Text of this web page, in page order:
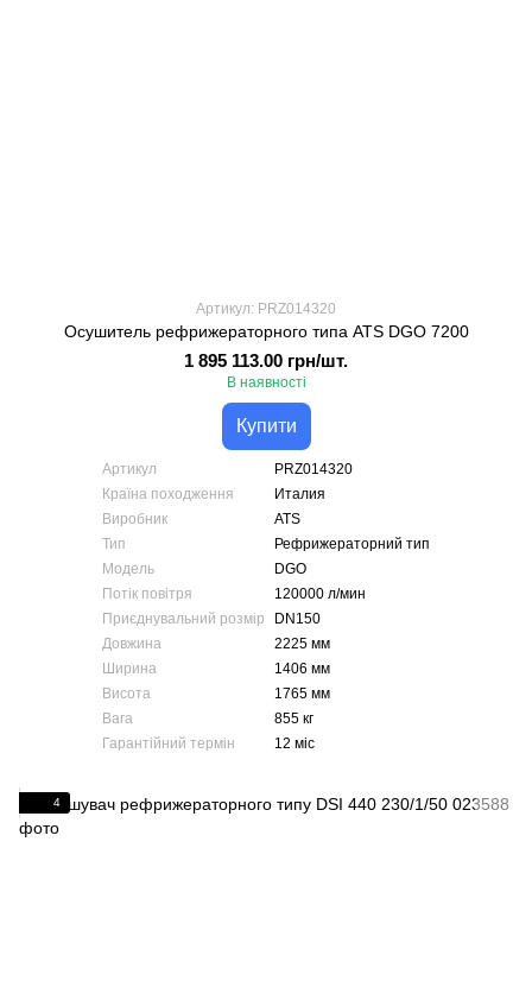
Артикул: PRZ014320
Осушитель рефрижераторного типа ATS DGO 7200
1 895 113.00 грн/шт.
В наявності
Купити
Артикул
PRZ014320
Країна походження
Италия
Виробник
ATS
Тип
Рефрижераторний тип
Модель
DGO
Потік повітря
120000 л/мин
Приєднувальний розмір
DN150
Довжина
2225 мм
Ширина
1406 мм
Висота
1765 мм
Вага
855 кг
Гарантійний термін
12 міс
4